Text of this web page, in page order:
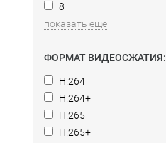
8
показать еще
ФОРМАТ ВИДЕОСЖАТИЯ:
H.264
H.264+
H.265
H.265+